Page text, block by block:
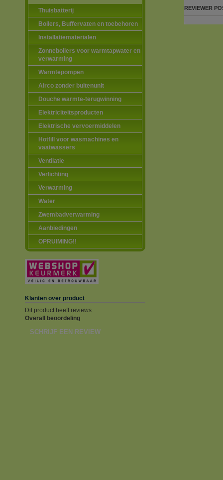
Thuisbatterij
Boilers, Buffervaten en toebehoren
Installatiematerialen
Zonneboilers voor warmtapwater en
verwarming
Warmtepompen
Airco zonder buitenunit
Douche warmte-terugwinning
Elektriciteitsproducten
Elektrische vervoermiddelen
Hotfill voor wasmachines en
vaatwassers
Ventilatie
Verlichting
Verwarming
Water
Zwembadverwarming
Aanbiedingen
OPRUIMING!!
Klanten over product
Dit product heeft reviews
Overall beoordeling
SCHRIJF EEN REVIEW
REVIEWER